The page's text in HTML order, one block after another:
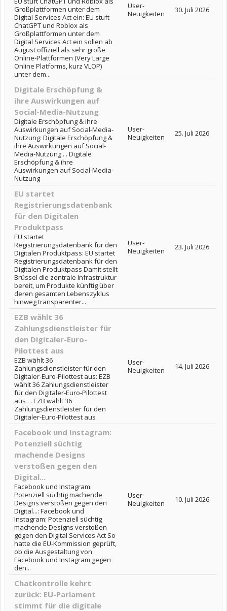
Großplattformen unter dem
Digital Services Act ein: EU stuft
ChatGPT und Roblox als
Großplattformen unter dem
Digital Services Act ein sollen ab
August offiziell als sehr große
Online-Plattformen (Very Large
Online Platforms, kurz VLOP)
unter dem...
User-
Neuigkeiten
30. Juli 2026
Digitale Erschöpfung &
ihre Auswirkungen auf
Social-Media-Nutzung
Digitale Erschöpfung & ihre
Auswirkungen auf Social-Media-
Nutzung: Digitale Erschöpfung &
ihre Auswirkungen auf Social-
Media-Nutzung . . Digitale
Erschöpfung & ihre
Auswirkungen auf Social-Media-
Nutzung
User-
Neuigkeiten
25. Juli 2026
EU startet
Registrierungsdatenbank
für den Digitalen
Produktpass
EU startet
Registrierungsdatenbank für den
Digitalen Produktpass: EU startet
Registrierungsdatenbank für den
Digitalen Produktpass Damit stellt
Brüssel die zentrale Infrastruktur
bereit, um Produkte künftig über
deren gesamten Lebenszyklus
hinweg transparenter...
User-
Neuigkeiten
23. Juli 2026
EZB wählt 36
Zahlungsdienstleister für
den Digitaler-Euro-
Pilottest aus
EZB wählt 36
Zahlungsdienstleister für den
Digitaler-Euro-Pilottest aus: EZB
wählt 36 Zahlungsdienstleister
für den Digitaler-Euro-Pilottest
aus . . EZB wählt 36
Zahlungsdienstleister für den
Digitaler-Euro-Pilottest aus
User-
Neuigkeiten
14. Juli 2026
Facebook und Instagram:
Potenziell süchtig
machende Designs
verstoßen gegen den
Digital...
Facebook und Instagram:
Potenziell süchtig machende
Designs verstoßen gegen den
Digital...: Facebook und
Instagram: Potenziell süchtig
machende Designs verstoßen
gegen den Digital Services Act So
hatte die EU-Kommission geprüft,
ob die Ausgestaltung von
Facebook und Instagram gegen
den...
User-
Neuigkeiten
10. Juli 2026
Chatkontrolle kehrt
zurück: EU-Parlament
stimmt für die digitale